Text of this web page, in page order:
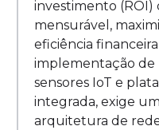
investimento (ROI)
mensurável,
eficiência
implementação de
sensores IoT e
integrada, exige
arquitetura de